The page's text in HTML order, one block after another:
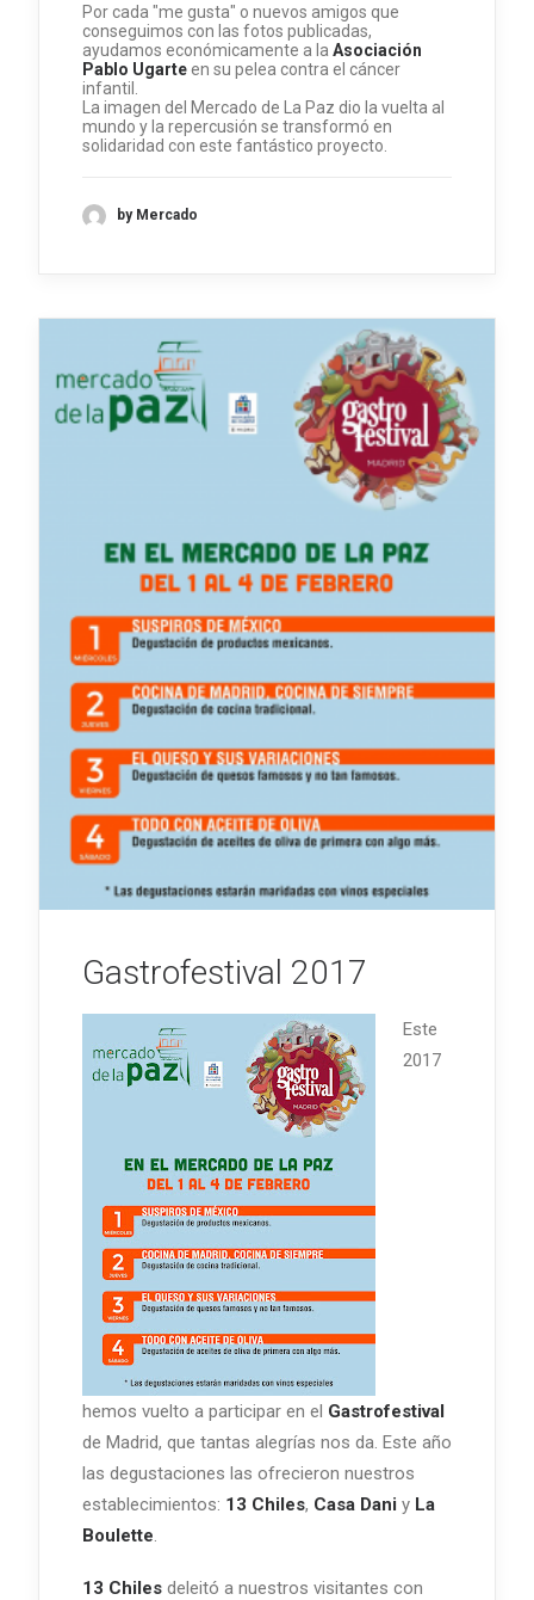
Por cada "me gusta" o nuevos amigos que
conseguimos con las fotos publicadas,
ayudamos económicamente a la Asociación
Pablo Ugarteen su pelea contra el cáncer
infantil.
La imagen del Mercado de La Paz dio la vuelta al
mundo y la repercusión se transformó en
solidaridad con este fantástico proyecto.
by Mercado
Gastrofestival 2017
Este
2017
hemos vuelto a participar en el Gastrofestival
de Madrid, que tantas alegrías nos da. Este año
las degustaciones las ofrecieron nuestros
establecimientos: 13 Chiles, Casa Dani y La
Boulette.
13 Chiles deleitó a nuestros visitantes con